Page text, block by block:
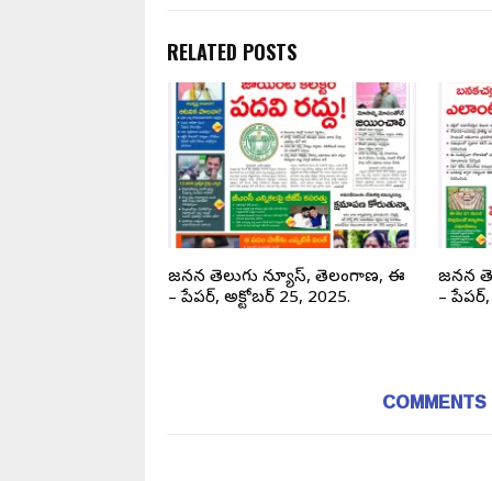
RELATED POSTS
జనసేన తెలుగు న్యూస్, తెలంగాణ, ఈ
– పేపర్, అక్టోబర్ 25, 2025.
జనసేన
–
COMMENTS